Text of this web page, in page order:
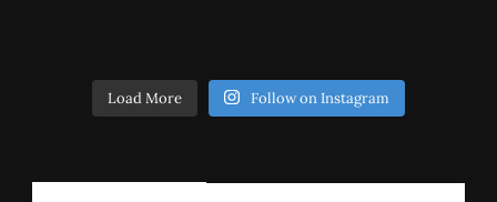
Load More Follow on Instagram